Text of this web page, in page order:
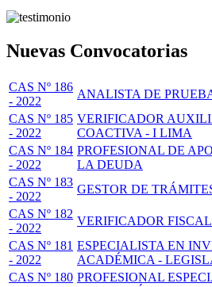
Nuevas Convocatorias
CAS Nº 186
- 2022
ANALISTA DE
CAS Nº 185
- 2022
VERIFICADOR
COACTIVA - I LIMA
CAS Nº 184
- 2022
PROFESIONAL DE
LA DEUDA
CAS Nº 183
- 2022
GESTOR DE
CAS Nº 182
- 2022
VERIFICADOR
CAS Nº 181
- 2022
ESPECIALISTA EN
ACADÉMICA -
CAS Nº 180 PROFESIONAL